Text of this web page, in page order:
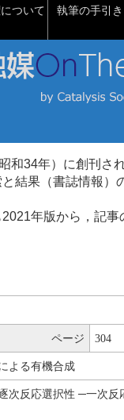
ついて 執筆の手引き
和34年）に創刊さ
結果（書誌情報
年版から，記
ページ 304
よる有機合成
次反応選択性 ─一次反